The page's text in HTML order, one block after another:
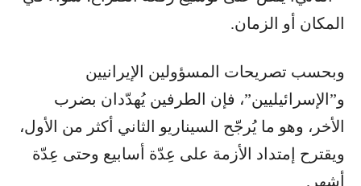
المكان أو الزمان.
وبحسب تصريحات المسؤولين الإيرانيين
و”الإسرائيليين”، فإن الطرفين يُهدّدان بضرب
الأخر، وهو ما يُرجّح السيناريو الثاني أكثر من الأول،
ويقترح إمتداد الأزمة على عِدّة أسابيع وحتى عِدّة
أشهر.